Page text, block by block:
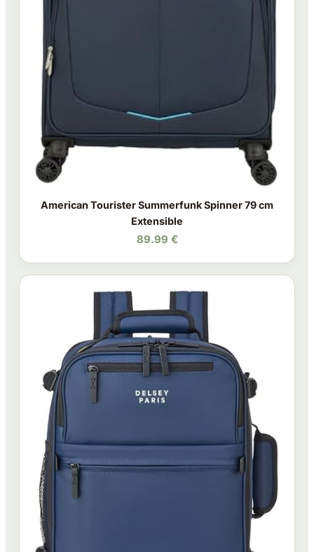
American Tourister Summerfunk Spinner 79 cm
Extensible
89.99 €